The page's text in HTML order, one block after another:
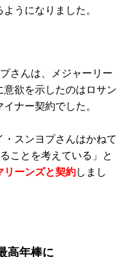
うになりました。
さんは、メジャーリー
欲を示したのはロサン
ナー契約でした。
スンヨプさんはかねて
ことを考えている」と
リーンズと契約しまし
高年棒に